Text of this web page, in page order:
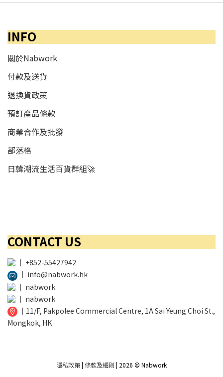
INFO
關於Nabwork
付款及送貨
退換貨政策
預訂產品條款
商業合作及批發
部落格
日韓潮流生活百貨群組🚀
CONTACT US
│ +852-55427942
│ info@nabwork.hk
│ nabwork
│ nabwork
│ 11/F, Pakpolee Commercial Centre, 1A Sai Yeung Choi St.,
Mongkok, HK
隱私政策| 條款及細則 | 2026 © Nabwork